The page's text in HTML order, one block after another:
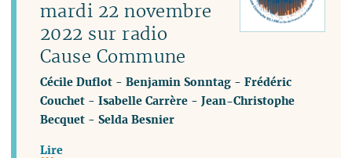
mardi 22 novembre
2022 sur radio
Cause Commune
Cécile Duflot -Benjamin Sonntag -Frédéric
Couchet -Isabelle Carrère -Jean-Christophe
Becquet -Selda Besnier
Lire